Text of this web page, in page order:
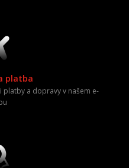
platba
platby a dopravy v našem e-